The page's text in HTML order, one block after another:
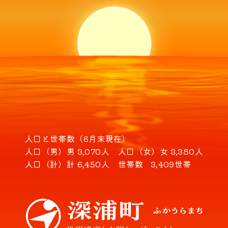
人口と世帯数（6月末現在）
人口（男） 男 3,070人 人口（女） 女 3,380人
人口（計） 計 6,450人 世帯数 3,409世帯